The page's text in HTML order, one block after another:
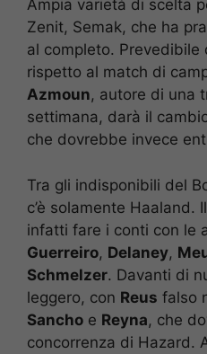
Ampia varietà di scelta
Zenit, Semak, che ha
al completo. Prevedibile
rispetto al match di
Azmoun, autore di una
settimana, darà il
che dovrebbe invece
Tra gli indisponibili del
c’è solamente Haaland.
infatti fare i conti con le
Guerreiro, Delaney,
Schmelzer. Davanti di
leggero, con Reus falso
Sancho e Reyna, che
concorrenza di Hazard.